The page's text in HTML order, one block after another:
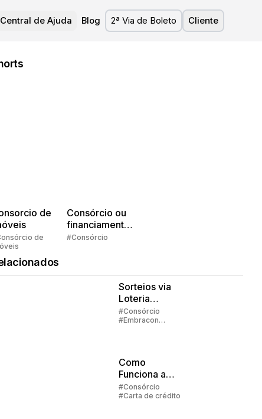
Central de Ajuda Blog 2ª Via de Boleto Cliente
de
de
Consórcio ou
financiamento?
Quem pensa
#Consórcio
Sorteios via
Loteria
Federal:
grupos com
#Consórcio
#Embracon
Como
Funciona a
Carta De
Crédito no
#Consórcio
#Carta de crédito